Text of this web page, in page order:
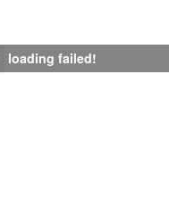
loading failed!